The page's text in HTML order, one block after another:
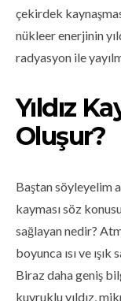
çekirdek
nükleer enerjinin
radyasyon ile
Yıldız
Oluşur?
Baştan söyleyelim
kayması söz
sağlayan nedir?
boyunca ısı ve ışık
Biraz daha geniş
kuyruklu yıldız,